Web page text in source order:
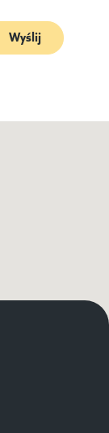
Wyślij